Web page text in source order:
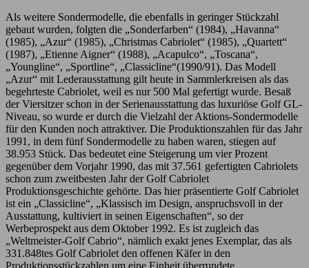
Als weitere Sondermodelle, die ebenfalls in geringer Stückzahl
gebaut wurden, folgten die „Sonderfarben“ (1984), „Havanna“
(1985), „Azur“ (1985), „Christmas Cabriolet“ (1985), „Quartett“
(1987), „Etienne Aigner“ (1988), „Acapulco“, „Toscana“,
„Youngline“, „Sportline“, „Classicline“(1990/91). Das Modell
„Azur“ mit Lederausstattung gilt heute in Sammlerkreisen als das
begehrteste Cabriolet, weil es nur 500 Mal gefertigt wurde. Besaß
der Viersitzer schon in der Serienausstattung das luxuriöse Golf GL-
Niveau, so wurde er durch die Vielzahl der Aktions-Sondermodelle
für den Kunden noch attraktiver. Die Produktionszahlen für das Jahr
1991, in dem fünf Sondermodelle zu haben waren, stiegen auf
38.953 Stück. Das bedeutet eine Steigerung um vier Prozent
gegenüber dem Vorjahr 1990, das mit 37.561 gefertigten Cabriolets
schon zum zweitbesten Jahr der Golf Cabriolet
Produktionsgeschichte gehörte. Das hier präsentierte Golf Cabriolet
ist ein „Classicline“, „Klassisch im Design, anspruchsvoll in der
Ausstattung, kultiviert in seinen Eigenschaften“, so der
Werbeprospekt aus dem Oktober 1992. Es ist zugleich das
„Weltmeister-Golf Cabrio“, nämlich exakt jenes Exemplar, das als
331.848tes Golf Cabriolet den offenen Käfer in den
Produktionsstückzahlen um eine Einheit überrundete.